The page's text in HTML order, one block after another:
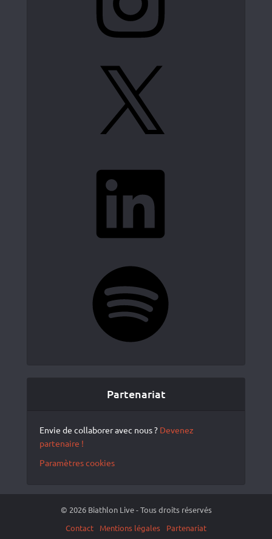
Partenariat
Envie de collaborer avec nous ? Devenez
partenaire !
Paramètres cookies
© 2026 Biathlon Live - Tous droits réservés
Contact
Mentions légales Partenariat